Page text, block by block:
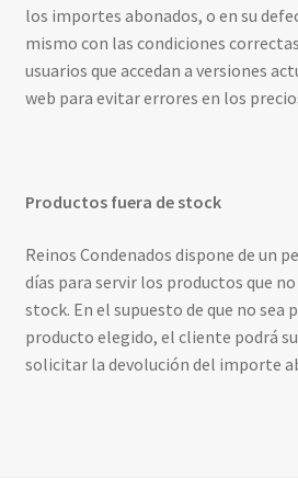
los importes abonados, o en su
mismo con las condiciones
usuarios que accedan a versiones
web para evitar errores en los
Productos fuera de stock
Reinos Condenados dispone de un
días para servir los productos que
stock. En el supuesto de que no sea
producto elegido, el cliente podrá
solicitar la devolución del importe